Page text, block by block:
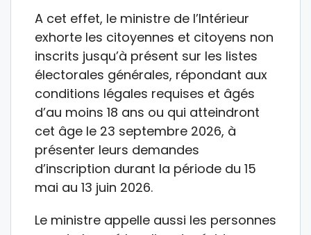
A cet effet, le ministre de l’Intérieur
exhorte les citoyennes et citoyens non
inscrits jusqu’à présent sur les listes
électorales générales, répondant aux
conditions légales requises et âgés
d’au moins 18 ans ou qui atteindront
cet âge le 23 septembre 2026, à
présenter leurs demandes
d’inscription durant la période du 15
mai au 13 juin 2026.
Le ministre appelle aussi les personnes